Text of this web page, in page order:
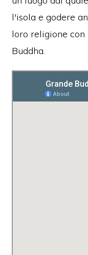
l'isola e godere
loro religione con
Buddha.